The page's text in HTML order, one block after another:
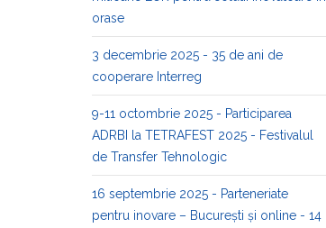
orase
3 decembrie 2025 - 35 de ani de
cooperare Interreg
9-11 octombrie 2025 - Participarea
ADRBI la TETRAFEST 2025 - Festivalul
de Transfer Tehnologic
16 septembrie 2025 - Parteneriate
pentru inovare – București și online - 14